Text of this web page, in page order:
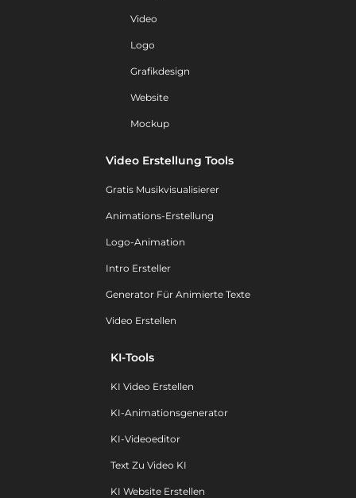
Video
Logo
Grafikdesign
Website
Mockup
Video Erstellung Tools
Gratis Musikvisualisierer
Animations-Erstellung
Logo-Animation
Intro Ersteller
Generator Für Animierte Texte
Video Erstellen
KI-Tools
KI Video Erstellen
KI-Animationsgenerator
KI-Videoeditor
Text Zu Video KI
KI Website Erstellen